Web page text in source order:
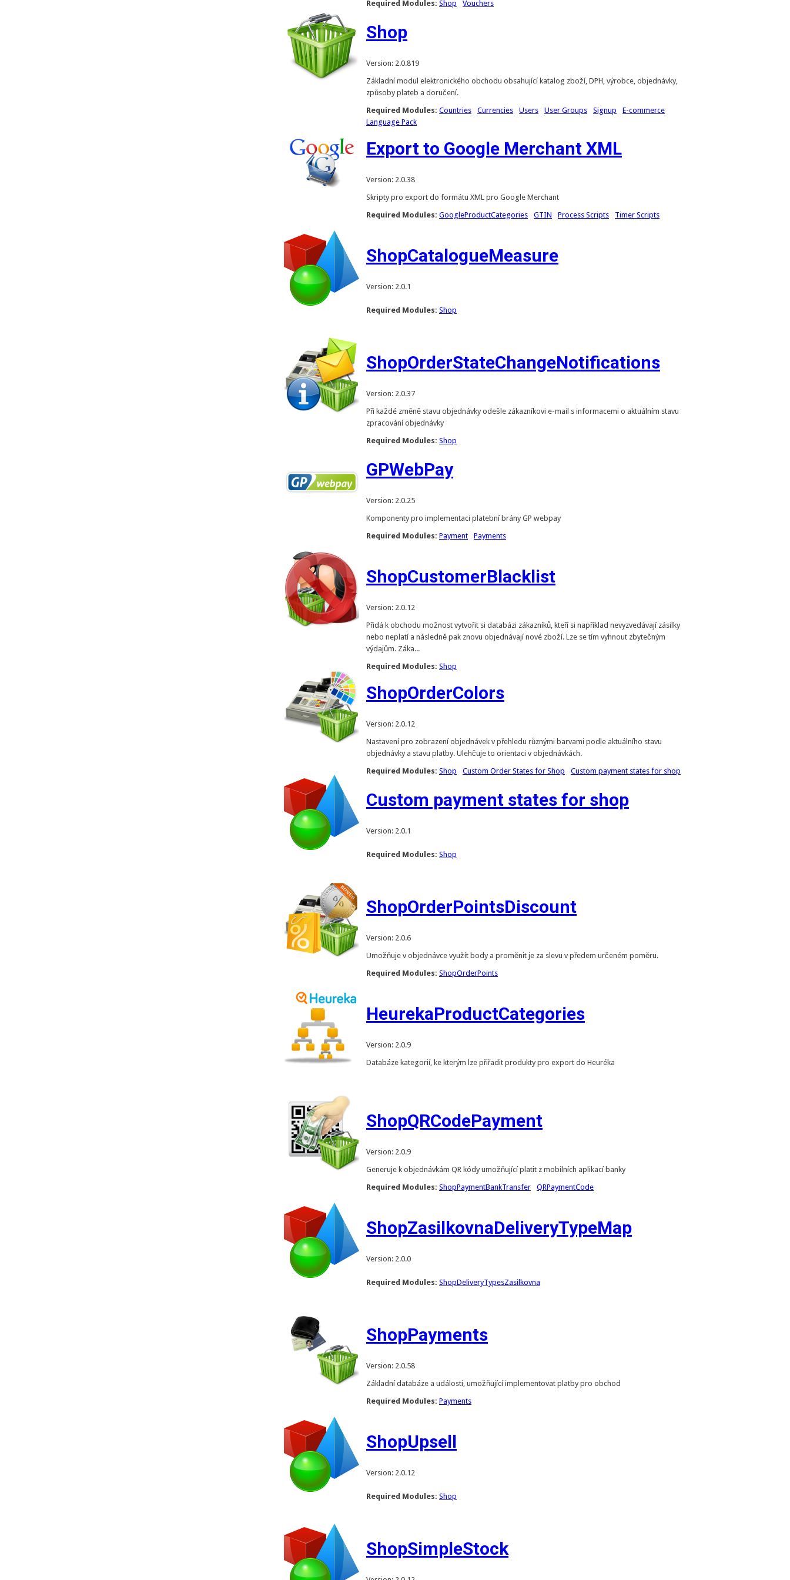
Required Modules: Shop Vouchers
Shop
Version: 2.0.819
Základní modul elektronického obchodu obsahující katalog zboží, DPH, výrobce, objednávky,
způsoby plateb a doručení.
Required Modules: Countries Currencies Users User Groups Signup
E-commerce
Language Pack
Export to Google Merchant XML
Version: 2.0.38
Skripty pro export do formátu XML pro Google Merchant
Required Modules: GoogleProductCategories GTIN Process Scripts Timer Scripts
ShopCatalogueMeasure
Version: 2.0.1
Required Modules: Shop
ShopOrderStateChangeNotifications
Version: 2.0.37
Při každé změně stavu objednávky odešle zákazníkovi e-mail s informacemi o aktuálním stavu
zpracování objednávky
Required Modules: Shop
GPWebPay
Version: 2.0.25
Komponenty pro implementaci platební brány GP webpay
Required Modules: Payment Payments
ShopCustomerBlacklist
Version: 2.0.12
Přidá k obchodu možnost vytvořit si databázi zákazníků, kteří si například nevyzvedávají zásilky
nebo neplatí a následně pak znovu objednávají nové zboží. Lze se tím vyhnout zbytečným
výdajům. Záka...
Required Modules: Shop
ShopOrderColors
Version: 2.0.12
Nastavení pro zobrazení objednávek v přehledu různými barvami podle aktuálního stavu
objednávky a stavu platby. Ulehčuje to orientaci v objednávkách.
Required Modules: Shop Custom Order States for Shop Custom payment states for shop
Custom payment states for shop
Version: 2.0.1
Required Modules: Shop
ShopOrderPointsDiscount
Version: 2.0.6
Umožňuje v objednávce využít body a proměnit je za slevu v předem určeném poměru.
Required Modules: ShopOrderPoints
HeurekaProductCategories
Version: 2.0.9
Databáze kategorií, ke kterým lze přiřadit produkty pro export do Heuréka
ShopQRCodePayment
Version: 2.0.9
Generuje k objednávkám QR kódy umožňující platit z mobilních aplikací banky
Required Modules: ShopPaymentBankTransfer QRPaymentCode
ShopZasilkovnaDeliveryTypeMap
Version: 2.0.0
Required Modules: ShopDeliveryTypesZasilkovna
ShopPayments
Version: 2.0.58
Základní databáze a události, umožňující implementovat platby pro obchod
Required Modules: Payments
ShopUpsell
Version: 2.0.12
Required Modules: Shop
ShopSimpleStock